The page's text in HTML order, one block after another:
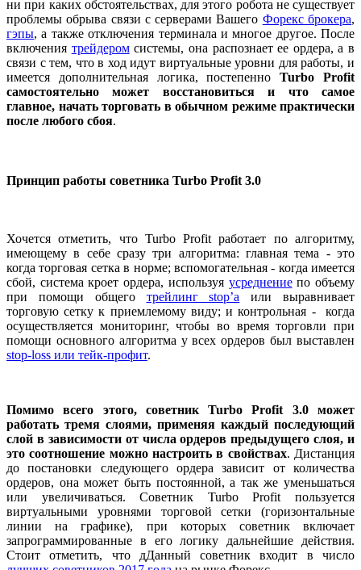
ни при каких обстоятельствах, для этого робота не существует
проблемы обрыва связи с серверами Вашего Форекс брокера,
гэпы, а также отключения терминала и многое другое. После
включения трейдеромсистемы, она распознает ее ордера, а в
связи с тем, что в ход идут виртуальные уровни для работы, и
имеется дополнительная логика, постепенноTurbo Profit
самостоятельно может восстановиться и что самое
главное, начать торговать в обычном режиме практически
после любого сбоя.
Принцип работы советника Turbo Profit 3.0
Хочется отметить, что Turbo Profit работает по алгоритму,
имеющему в себе сразу три алгоритма: главная тема - это
когда торговая сетка в норме; вспомогательная - когда имеется
сбой, система кроет ордера, используя усреднениепо объему
при помощи общего трейлинг stop’а или выравнивает
торговую сетку к приемлемому виду; и контрольная - когда
осуществляется мониторинг, чтобы во время торговли при
помощи основного алгоритма у всех ордеров был выставлен
stop-loss или тейк-профит.
Помимо всего этого, советник Turbo Profit 3.0 может
работать тремя слоями, применяя каждый последующий
слой в зависимости от числа ордеров предыдущего слоя, и
это соотношение можно настроить в свойствах. Дистанция
до постановки следующего ордера зависит от количества
ордеров, она может быть постоянной, а так же уменьшаться
или увеличиваться. Советник Turbo Profit пользуется
виртуальными уровнями торговой сетки (горизонтальные
линии на графике), при которых советник включает
запрограммированные в его логику дальнейшие действия.
Стоит отметить, что дДанный советник входит в число